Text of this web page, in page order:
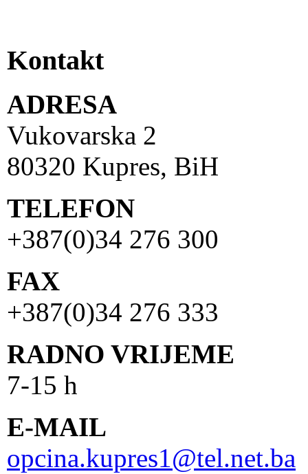
Kontakt
ADRESA
Vukovarska 2
80320 Kupres, BiH
TELEFON
+387(0)34 276 300
FAX
+387(0)34 276 333
RADNO VRIJEME
7-15 h
E-MAIL
opcina.kupres1@tel.net.ba